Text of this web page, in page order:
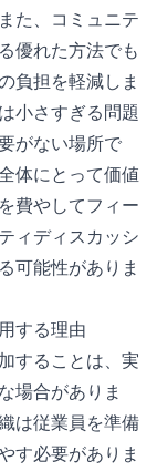
た、コミュニテ
優れた方法でも
負担を軽減しま
小さすぎる問題
がない場所で
体にとって価値
費やしてフィー
ィディスカッシ
可能性がありま
する理由
することは、実
場合がありま
は従業員を準備
す必要がありま